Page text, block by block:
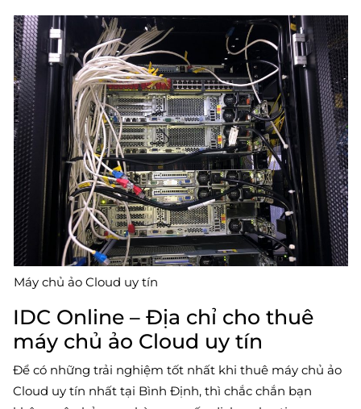
Máy chủ ảo Cloud uy tín
IDC Online – Địa chỉ cho thuê
máy chủ ảo Cloud uy tín
Để có những trải nghiệm tốt nhất khi thuê máy chủ ảo
Cloud uy tín nhất tại Bình Định, thì chắc chắn bạn